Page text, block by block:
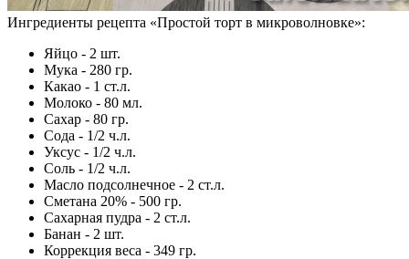
Ингредиенты рецепта «Простой торт в микроволновке»:
Яйцо - 2 шт.
Мука - 280 гр.
Какао - 1 ст.л.
Молоко - 80 мл.
Сахар - 80 гр.
Сода - 1/2 ч.л.
Уксус - 1/2 ч.л.
Соль - 1/2 ч.л.
Масло подсолнечное - 2 ст.л.
Сметана 20% - 500 гр.
Сахарная пудра - 2 ст.л.
Банан - 2 шт.
Коррекция веса - 349 гр.